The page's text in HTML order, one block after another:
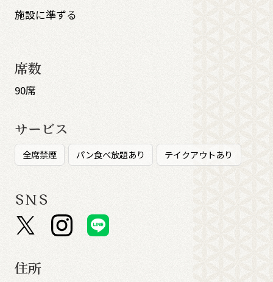
施設に準ずる
席数
90席
サービス
全席禁煙 パン食べ放題あり テイクアウトあり
SNS
住所